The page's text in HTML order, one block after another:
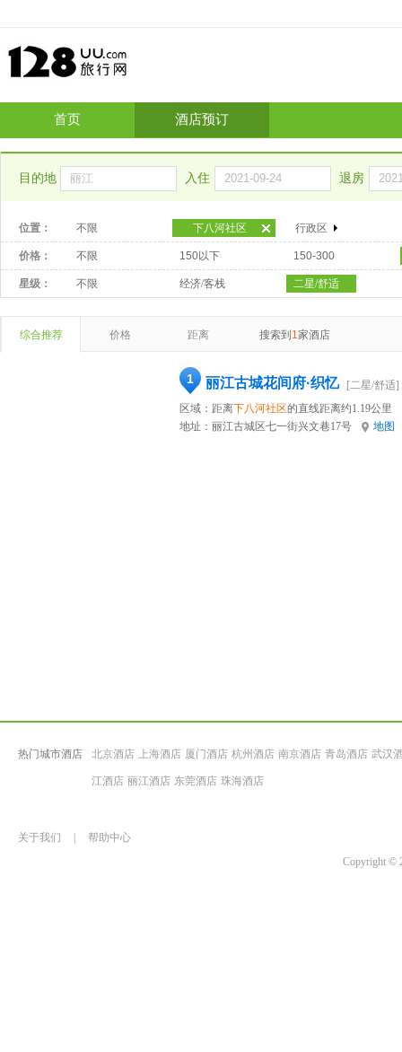
首页 酒店预订
目的地 入住 退房
位置： 不限 下八河社区 行政区
价格： 不限 150以下 150-300
星级： 不限 经济/客栈 二星/舒适
综合推荐 价格 距离 搜索到 1家酒店
1 丽江古城花间府·织忆
[二星/舒适]
区域：距离下八河社区的直线距离约1.19公里
地址： 丽江古城区七一街兴文巷17号 地图
热门城市酒店 北京酒店 上海酒店 厦门酒店 杭州酒店 南京酒店 青岛酒店 武汉
江酒店 丽江酒店 东莞酒店 珠海酒店
关于我们
帮助中心
Copyright ©